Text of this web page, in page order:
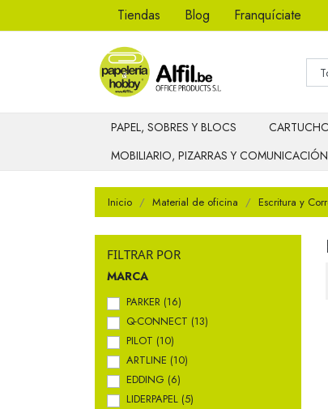
Tiendas Blog Franquíciate
PAPEL, SOBRES Y BLOCS
MOBILIARIO, PIZARRAS Y COMUNICACIÓN
Inicio Material de oficina Escritura y
FILTRAR POR
MARCA
PARKER (16)
Q-CONNECT (13)
PILOT (10)
ARTLINE (10)
EDDING (6)
LIDERPAPEL (5)